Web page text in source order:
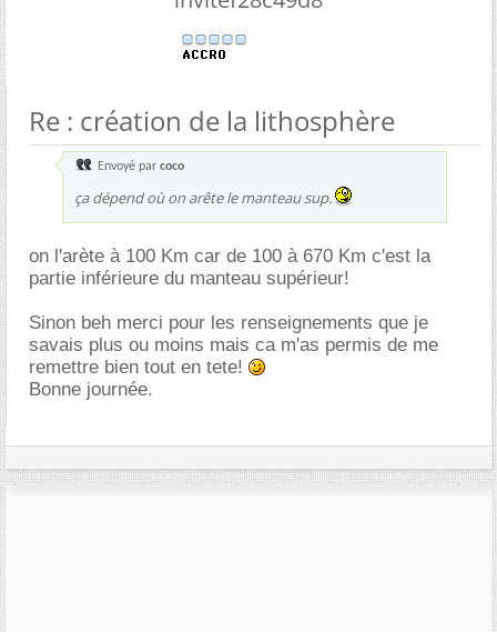
Re : création de la lithosphère
Envoyé par coco
ça dépend où on arête le manteau sup.
on l'arète à 100 Km car de 100 à 670 Km c'est la
partie inférieure du manteau supérieur!
Sinon beh merci pour les renseignements que je
savais plus ou moins mais ca m'as permis de me
remettre bien tout en tete!
Bonne journée.